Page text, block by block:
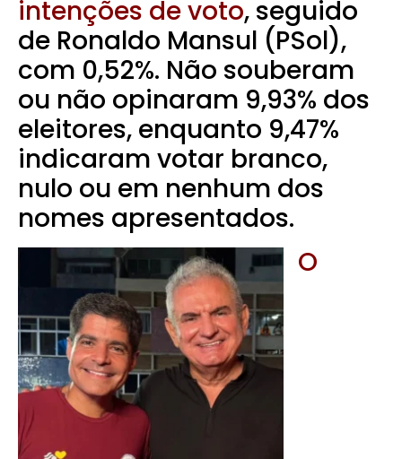
intenções de voto, seguido
de Ronaldo Mansul (PSol),
com 0,52%. Não souberam
ou não opinaram 9,93% dos
eleitores, enquanto 9,47%
indicaram votar branco,
nulo ou em nenhum dos
nomes apresentados.
O